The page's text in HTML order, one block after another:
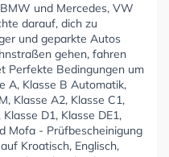
und Mercedes, VW
darauf, dich zu
und geparkte Autos
gehen, fahren
Perfekte Bedingungen um
A, Klasse B Automatik,
Klasse A2, Klasse C1,
D1, Klasse DE1,
Mofa - Prüfbescheinigung
Kroatisch, Englisch,